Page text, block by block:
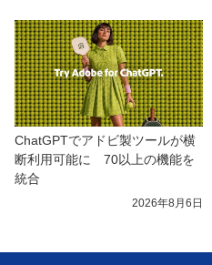
ChatGPTでアドビ製ツールが横
断利用可能に　70以上の機能を
統合
2026年8月6日